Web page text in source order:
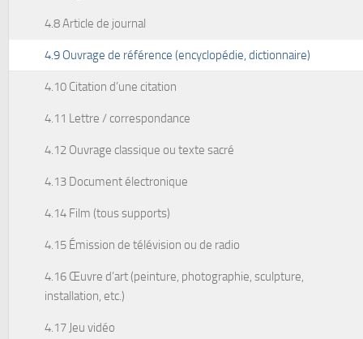
4.8 Article de journal
4.9 Ouvrage de référence (encyclopédie, dictionnaire)
4.10 Citation d’une citation
4.11 Lettre / correspondance
4.12 Ouvrage classique ou texte sacré
4.13 Document électronique
4.14 Film (tous supports)
4.15 Émission de télévision ou de radio
4.16 Œuvre d’art (peinture, photographie, sculpture,
installation, etc.)
4.17 Jeu vidéo